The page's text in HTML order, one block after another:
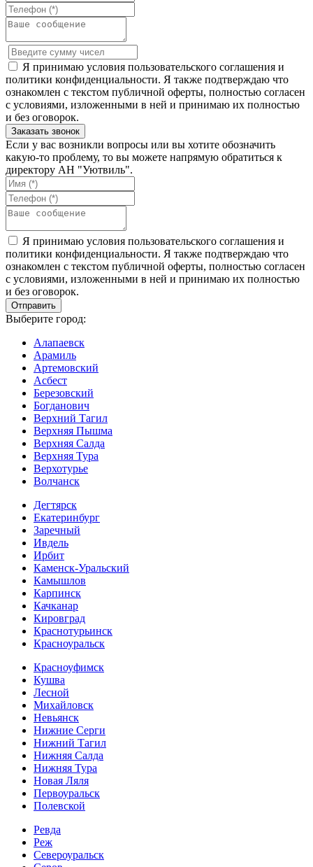
Я принимаю условия пользовательского соглашения и
политики конфиденциальности. Я также подтверждаю что
ознакомлен с текстом публичной оферты, полностью согласен
с условиями, изложенными в ней и принимаю их полностью
и без оговорок.
Если у вас возникли вопросы или вы хотите обозначить
какую-то проблему, то вы можете напрямую обратиться к
директору АН "Уютвиль".
Я принимаю условия пользовательского соглашения и
политики конфиденциальности. Я также подтверждаю что
ознакомлен с текстом публичной оферты, полностью согласен
с условиями, изложенными в ней и принимаю их полностью
и без оговорок.
Выберите город:
Алапаевск
Арамиль
Артемовский
Асбест
Березовский
Богданович
Верхний Тагил
Верхняя Пышма
Верхняя Салда
Верхняя Тура
Верхотурье
Волчанск
Дегтярск
Екатеринбург
Заречный
Ивдель
Ирбит
Каменск-Уральский
Камышлов
Карпинск
Качканар
Кировград
Краснотурьинск
Красноуральск
Красноуфимск
Кушва
Лесной
Михайловск
Невьянск
Нижние Серги
Нижний Тагил
Нижняя Салда
Нижняя Тура
Новая Ляля
Первоуральск
Полевской
Ревда
Реж
Североуральск